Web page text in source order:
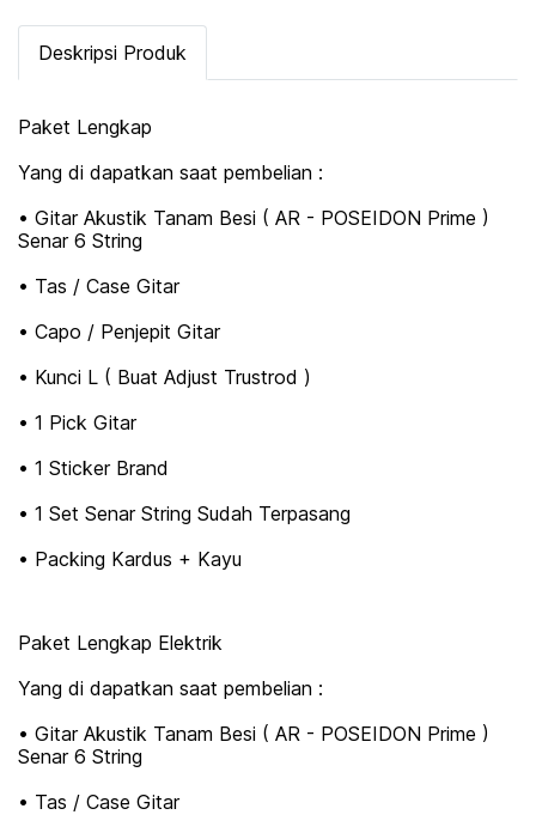
Deskripsi Produk
Paket Lengkap
Yang di dapatkan saat pembelian :
• Gitar Akustik Tanam Besi ( AR - POSEIDON Prime )
Senar 6 String
• Tas / Case Gitar
• Capo / Penjepit Gitar
• Kunci L ( Buat Adjust Trustrod )
• 1 Pick Gitar
• 1 Sticker Brand
• 1 Set Senar String Sudah Terpasang
• Packing Kardus + Kayu
Paket Lengkap Elektrik
Yang di dapatkan saat pembelian :
• Gitar Akustik Tanam Besi ( AR - POSEIDON Prime )
Senar 6 String
• Tas / Case Gitar